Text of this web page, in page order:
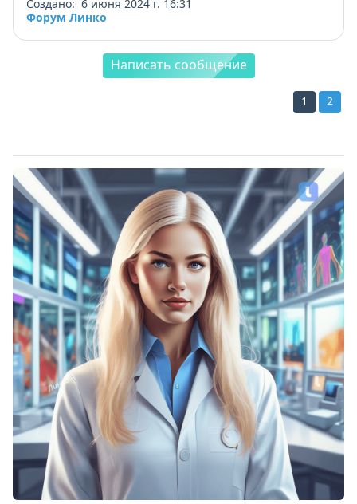
Создано: 6 июня 2024 г. 16:31
Форум Линко
Написать сообщение
1 2